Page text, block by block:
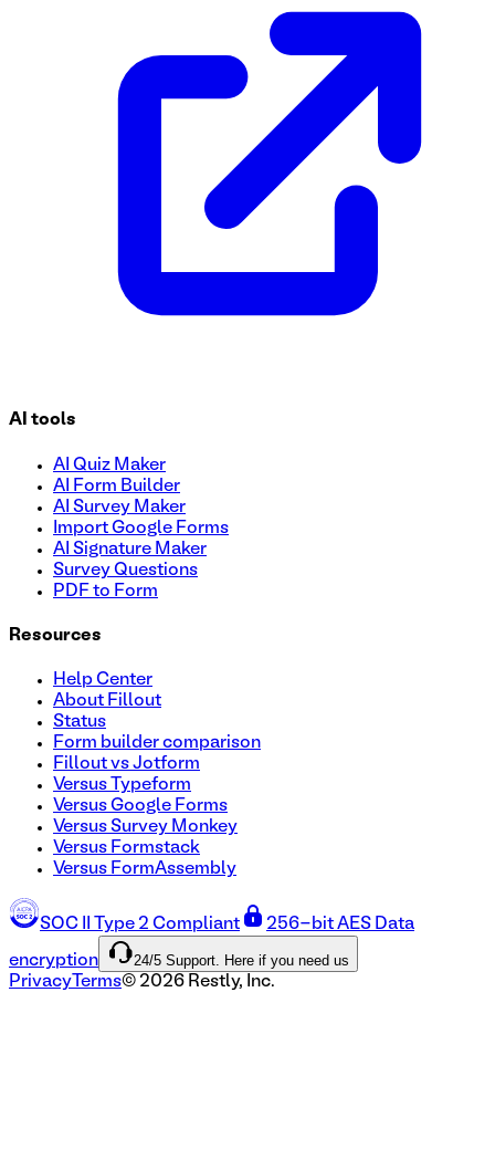
Agilice su proceso de incorporación con esta encuesta
experiencia e identificar las características clave que
mejorar la satisfacción del usuario desde el primer paso.
AI tools
AI Quiz Maker
AI Form Builder
AI Survey Maker
Import Google Forms
AI Signature Maker
Survey Questions
PDF to Form
Resources
Help Center
About Fillout
Status
Form builder comparison
Fillout vs Jotform
Versus Typeform
Versus Google Forms
Versus Survey Monkey
Versus Formstack
Versus FormAssembly
SOC II Type 2 Compliant 256-bit AES Data
encryption 24/5 Support. Here if you need us
Privacy Terms© 2026 Restly, Inc.